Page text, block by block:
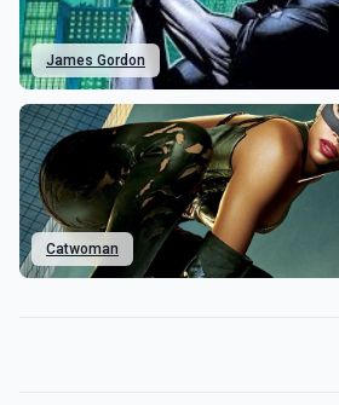
James Gordon
Catwoman